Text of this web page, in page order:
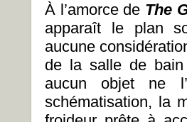
À l’amorce de The
apparaît le plan
aucune
de la salle de
aucun objet ne
schématisation, la